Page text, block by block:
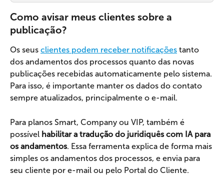
Como avisar meus clientes sobre a
publicação?
Os seus clientes podem receber notificações tanto
dos andamentos dos processos quanto das novas
publicações recebidas automaticamente pelo sistema.
Para isso, é importante manter os dados do contato
sempre atualizados, principalmente o e-mail.
Para planos Smart, Company ou VIP, também é
possível habilitar a tradução do juridiquês com IA para
os andamentos. Essa ferramenta explica de forma mais
simples os andamentos dos processos, e envia para
seu cliente por e-mail ou pelo Portal do Cliente.